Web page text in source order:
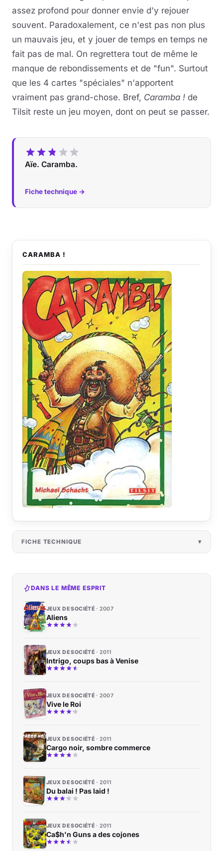
assez profond pour donner envie d'y rejouer
souvent. Paradoxalement, ce n'est pas non plus
un mauvais jeu, et y jouer de temps en temps ne
fait pas de mal. On regrettera tout de même le
manque de rebondissements et de "fun". Surtout
que les 4 cartes "spéciales" n'apportent
vraiment pas grand-chose. Bref, Caramba ! de
Tilsit reste un jeu moyen, dont on peut se passer.
Aïe. Caramba.
Fiche technique →
CARAMBA !
FICHE TECHNIQUE
DANS LE MÊME ESPRIT
JEUX DE SOCIÉTÉ 2007
Aliens
JEUX DE SOCIÉTÉ 2011
Intrigo, coups bas à Venise
JEUX DE SOCIÉTÉ 2007
Vive le Roi
JEUX DE SOCIÉTÉ 2011
Cargo noir, sombre commerce
JEUX DE SOCIÉTÉ 2011
Du balai ! Pas laid !
JEUX DE SOCIÉTÉ 2011
Ca$h'n Guns a des cojones